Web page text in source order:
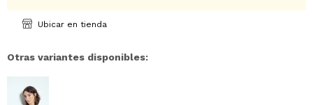
Ubicar en tienda
Otras variantes disponibles: